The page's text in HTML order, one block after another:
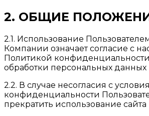
2. ОБЩИЕ
2.1. Использование
Компании означает согласие с
Политикой
обработки персональных данных
2.2. В случае несогласия с
конфиденциальности
прекратить использование